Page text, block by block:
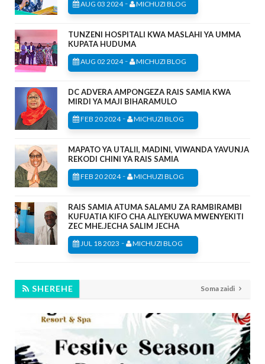
AUG 03 2024- MICHUZI BLOG
TUNZENI HOSPITALI KWA MASLAHI YA UMMA
KUPATA HUDUMA
AUG 02 2024- MICHUZI BLOG
DC ADVERA AMPONGEZA RAIS SAMIA KWA
MIRDI YA MAJI BIHARAMULO
FEB 20 2024- MICHUZI BLOG
MAPATO YA UTALII, MADINI, VIWANDA YAVUNJA
REKODI CHINI YA RAIS SAMIA
FEB 20 2024- MICHUZI BLOG
RAIS SAMIA ATUMA SALAMU ZA RAMBIRAMBI
KUFUATIA KIFO CHA ALIYEKUWA MWENYEKITI
ZEC MHE.JECHA SALIM JECHA
JUL 18 2023 - MICHUZI BLOG
SHEREHE Soma zaidi